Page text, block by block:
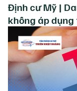
Định cư Mỹ |
không áp dụng